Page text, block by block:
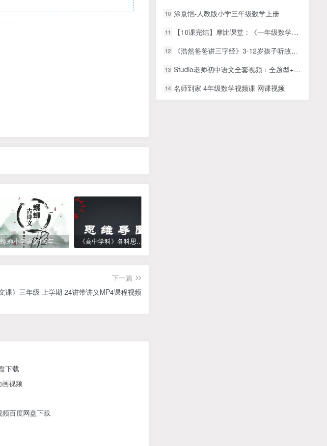
螺蛳小学语文1-6年级《小学古诗文》课程视频 《高中学科》各科思维导图
下一篇
课》三年级 上学期 24讲带讲义MP4课程视频
下载
视频
百度网盘下载
10 涂熹恺-人教版小学三年级数学上册
11 【10课完结】摩比课堂：《一年级数学计算思维 提高班》MP4视频课程百度网盘下载，小学数学思维训练课程视频
12 《浩然爸爸讲三字经》3-12岁孩子听故事学知识MP3音频文件学习资源百度网盘下载
13 Studio老师初中语文全套视频：全题型+作文课+方法课
14 名师到家 4年级数学视频课 网课视频